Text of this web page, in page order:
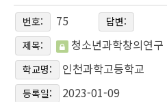
번호: 75
답변:
제목:
청소년과학창의연
학교명: 인천과학고등학교
등록일: 2023-01-09